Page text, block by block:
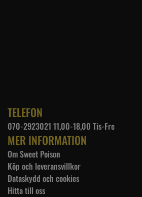
TELEFON
070-2923021 11,00-18,00 Tis-Fre
MER INFORMATION
Om Sweet Poison
Köp och leveransvillkor
Dataskydd och cookies
Hitta till oss